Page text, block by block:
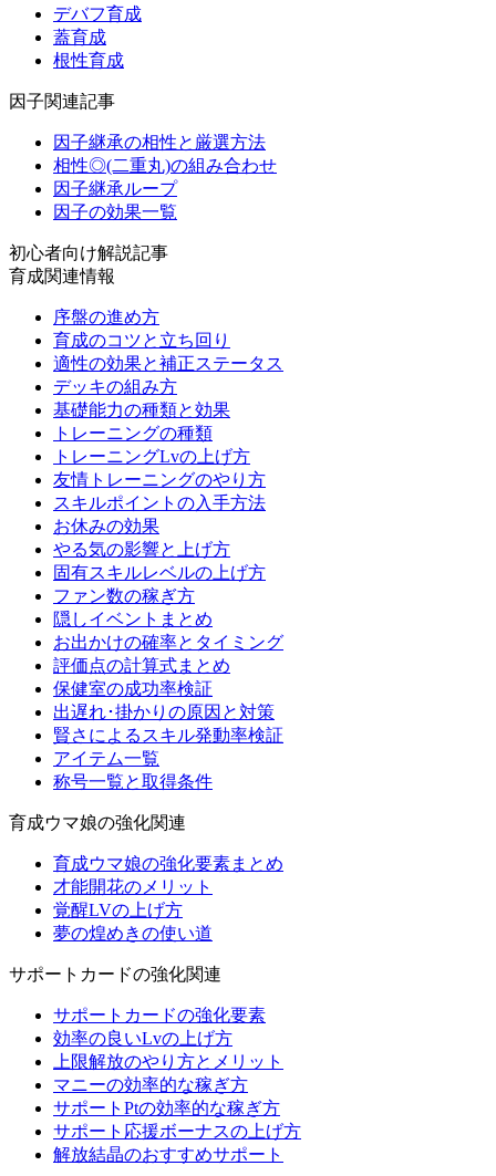
デバフ育成
蓋育成
根性育成
因子関連記事
因子継承の相性と厳選方法
相性◎(二重丸)の組み合わせ
因子継承ループ
因子の効果一覧
初心者向け解説記事
育成関連情報
序盤の進め方
育成のコツと立ち回り
適性の効果と補正ステータス
デッキの組み方
基礎能力の種類と効果
トレーニングの種類
トレーニングLvの上げ方
友情トレーニングのやり方
スキルポイントの入手方法
お休みの効果
やる気の影響と上げ方
固有スキルレベルの上げ方
ファン数の稼ぎ方
隠しイベントまとめ
お出かけの確率とタイミング
評価点の計算式まとめ
保健室の成功率検証
出遅れ･掛かりの原因と対策
賢さによるスキル発動率検証
アイテム一覧
称号一覧と取得条件
育成ウマ娘の強化関連
育成ウマ娘の強化要素まとめ
才能開花のメリット
覚醒LVの上げ方
夢の煌めきの使い道
サポートカードの強化関連
サポートカードの強化要素
効率の良いLvの上げ方
上限解放のやり方とメリット
マニーの効率的な稼ぎ方
サポートPtの効率的な稼ぎ方
サポート応援ボーナスの上げ方
解放結晶のおすすめサポート